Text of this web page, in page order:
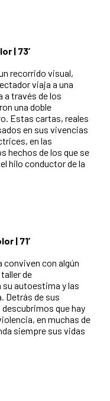
| 73’
recorrido visual,
viaja a una
a través de los
una doble
Estas cartas, reales
en sus vivencias
en las
hechos de los que se
hilo conductor de la
| 71’
conviven con algún
de
autoestima y las
Detrás de sus
que hay
en muchas de
siempre sus vidas